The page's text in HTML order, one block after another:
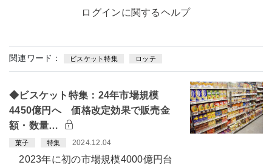
ログインに関するヘルプ
関連ワード： ビスケット特集 ロッテ
◆ビスケット特集：24年市場規模
4450億円へ 価格改定効果で販売金
額・数量…
菓子 特集 2024.12.04
2023年に初の市場規模4000億円台